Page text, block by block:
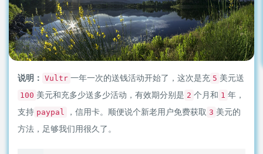
说明： Vultr 一年一次的送钱活动开始了，这次是充 5 美元送
100 美元和充多少送多少活动，有效期分别是 2 个月和 1 年，
支持 paypal ，信用卡。顺便说个新老用户免费获取 3 美元的
方法，足够我们用很久了。